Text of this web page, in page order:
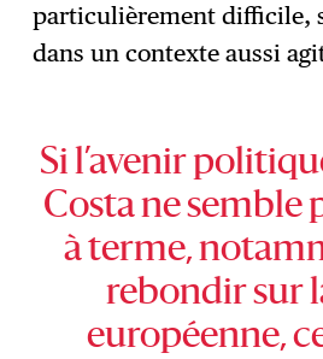
particulièrement difficile,
dans un contexte aussi
Si l’avenir
Costa ne semble
à terme,
rebondir sur
européenne,